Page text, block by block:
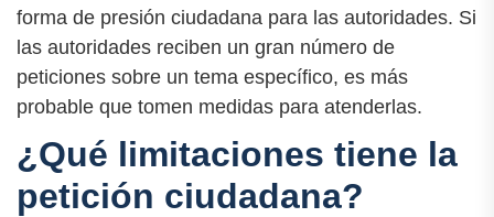
forma de presión ciudadana para las autoridades. Si
las autoridades reciben un gran número de
peticiones sobre un tema específico, es más
probable que tomen medidas para atenderlas.
¿Qué limitaciones tiene la
petición ciudadana?